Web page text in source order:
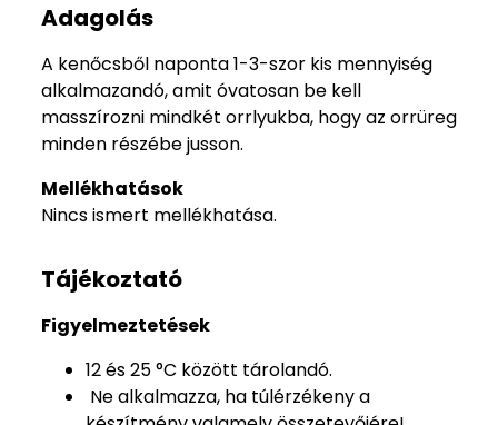
Adagolás
A kenőcsből naponta 1-3-szor kis mennyiség
alkalmazandó, amit óvatosan be kell
masszírozni mindkét orrlyukba, hogy az orrüreg
minden részébe jusson.
Mellékhatások
Nincs ismert mellékhatása.
Tájékoztató
Figyelmeztetések
12 és 25 °C között tárolandó.
Ne alkalmazza, ha túlérzékeny a